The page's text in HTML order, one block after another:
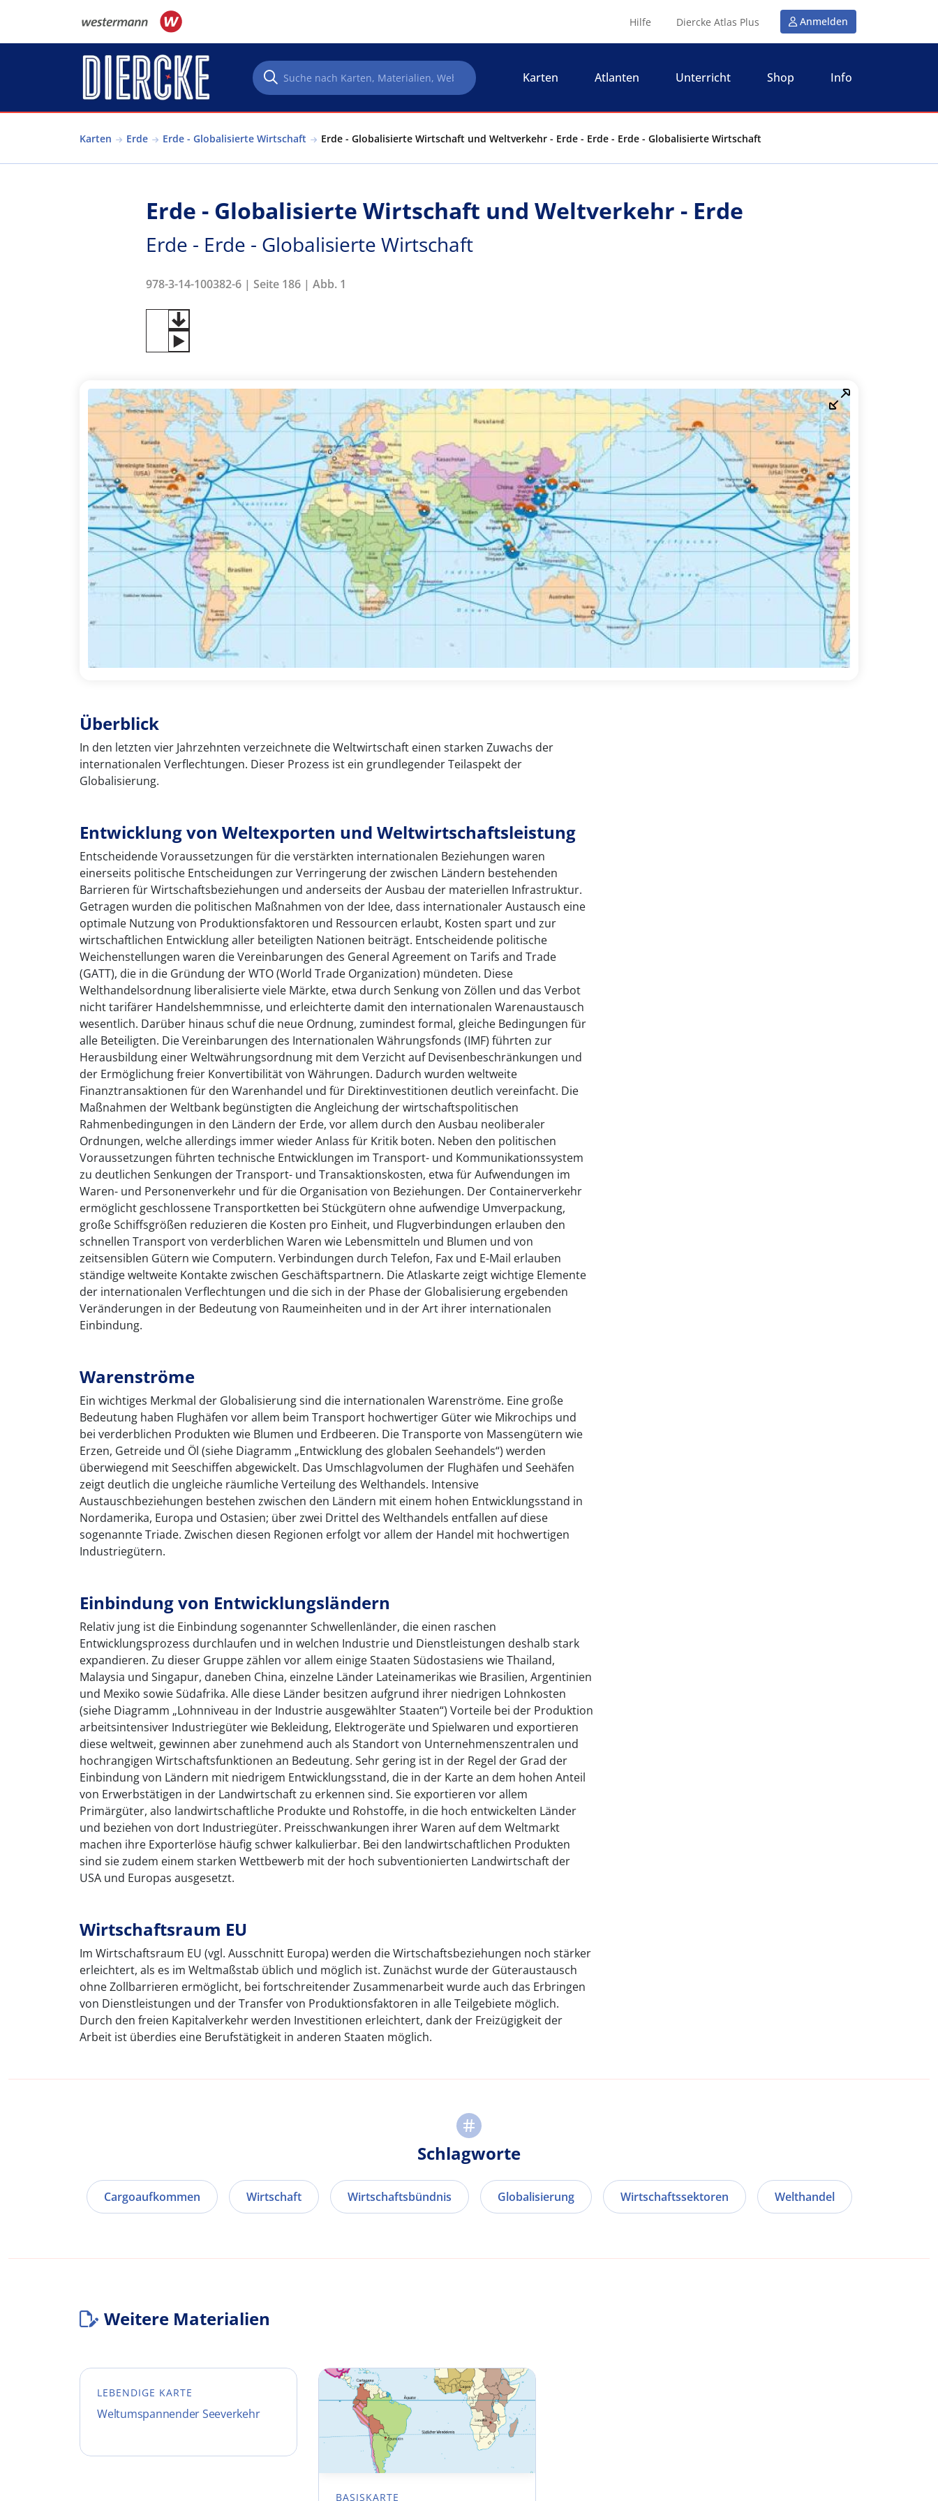
Hilfe Diercke Atlas Plus Anmelden
Karten Atlanten Unterricht Shop Info
Karten Erde Erde - Globalisierte Wirtschaft Erde - Globalisierte Wirtschaft und Weltverkehr - Erde - Erde - Erde - Globalisierte Wirtschaft
Erde - Globalisierte Wirtschaft und Weltverkehr - Erde
Erde - Erde - Globalisierte Wirtschaft
978-3-14-100382-6 | Seite 186 | Abb. 1
Überblick
In den letzten vier Jahrzehnten verzeichnete die Weltwirtschaft einen starken Zuwachs der
internationalen Verflechtungen. Dieser Prozess ist ein grundlegender Teilaspekt der
Globalisierung.
Entwicklung von Weltexporten und Weltwirtschaftsleistung
Entscheidende Voraussetzungen für die verstärkten internationalen Beziehungen waren
einerseits politische Entscheidungen zur Verringerung der zwischen Ländern bestehenden
Barrieren für Wirtschaftsbeziehungen und anderseits der Ausbau der materiellen Infrastruktur.
Getragen wurden die politischen Maßnahmen von der Idee, dass internationaler Austausch eine
optimale Nutzung von Produktionsfaktoren und Ressourcen erlaubt, Kosten spart und zur
wirtschaftlichen Entwicklung aller beteiligten Nationen beiträgt. Entscheidende politische
Weichenstellungen waren die Vereinbarungen des General Agreement on Tarifs and Trade
(GATT), die in die Gründung der WTO (World Trade Organization) mündeten. Diese
Welthandelsordnung liberalisierte viele Märkte, etwa durch Senkung von Zöllen und das Verbot
nicht tarifärer Handelshemmnisse, und erleichterte damit den internationalen Warenaustausch
wesentlich. Darüber hinaus schuf die neue Ordnung, zumindest formal, gleiche Bedingungen für
alle Beteiligten. Die Vereinbarungen des Internationalen Währungsfonds (IMF) führten zur
Herausbildung einer Weltwährungsordnung mit dem Verzicht auf Devisenbeschränkungen und
der Ermöglichung freier Konvertibilität von Währungen. Dadurch wurden weltweite
Finanztransaktionen für den Warenhandel und für Direktinvestitionen deutlich vereinfacht. Die
Maßnahmen der Weltbank begünstigten die Angleichung der wirtschaftspolitischen
Rahmenbedingungen in den Ländern der Erde, vor allem durch den Ausbau neoliberaler
Ordnungen, welche allerdings immer wieder Anlass für Kritik boten. Neben den politischen
Voraussetzungen führten technische Entwicklungen im Transport- und Kommunikationssystem
zu deutlichen Senkungen der Transport- und Transaktionskosten, etwa für Aufwendungen im
Waren- und Personenverkehr und für die Organisation von Beziehungen. Der Containerverkehr
ermöglicht geschlossene Transportketten bei Stückgütern ohne aufwendige Umverpackung,
große Schiffsgrößen reduzieren die Kosten pro Einheit, und Flugverbindungen erlauben den
schnellen Transport von verderblichen Waren wie Lebensmitteln und Blumen und von
zeitsensiblen Gütern wie Computern. Verbindungen durch Telefon, Fax und E-Mail erlauben
ständige weltweite Kontakte zwischen Geschäftspartnern. Die Atlaskarte zeigt wichtige Elemente
der internationalen Verflechtungen und die sich in der Phase der Globalisierung ergebenden
Veränderungen in der Bedeutung von Raumeinheiten und in der Art ihrer internationalen
Einbindung.
Warenströme
Ein wichtiges Merkmal der Globalisierung sind die internationalen Warenströme. Eine große
Bedeutung haben Flughäfen vor allem beim Transport hochwertiger Güter wie Mikrochips und
bei verderblichen Produkten wie Blumen und Erdbeeren. Die Transporte von Massengütern wie
Erzen, Getreide und Öl (siehe Diagramm „Entwicklung des globalen Seehandels“) werden
überwiegend mit Seeschiffen abgewickelt. Das Umschlagvolumen der Flughäfen und Seehäfen
zeigt deutlich die ungleiche räumliche Verteilung des Welthandels. Intensive
Austauschbeziehungen bestehen zwischen den Ländern mit einem hohen Entwicklungsstand in
Nordamerika, Europa und Ostasien; über zwei Drittel des Welthandels entfallen auf diese
sogenannte Triade. Zwischen diesen Regionen erfolgt vor allem der Handel mit hochwertigen
Industriegütern.
Einbindung von Entwicklungsländern
Relativ jung ist die Einbindung sogenannter Schwellenländer, die einen raschen
Entwicklungsprozess durchlaufen und in welchen Industrie und Dienstleistungen deshalb stark
expandieren. Zu dieser Gruppe zählen vor allem einige Staaten Südostasiens wie Thailand,
Malaysia und Singapur, daneben China, einzelne Länder Lateinamerikas wie Brasilien, Argentinien
und Mexiko sowie Südafrika. Alle diese Länder besitzen aufgrund ihrer niedrigen Lohnkosten
(siehe Diagramm „Lohnniveau in der Industrie ausgewählter Staaten“) Vorteile bei der Produktion
arbeitsintensiver Industriegüter wie Bekleidung, Elektrogeräte und Spielwaren und exportieren
diese weltweit, gewinnen aber zunehmend auch als Standort von Unternehmenszentralen und
hochrangigen Wirtschaftsfunktionen an Bedeutung. Sehr gering ist in der Regel der Grad der
Einbindung von Ländern mit niedrigem Entwicklungsstand, die in der Karte an dem hohen Anteil
von Erwerbstätigen in der Landwirtschaft zu erkennen sind. Sie exportieren vor allem
Primärgüter, also landwirtschaftliche Produkte und Rohstoffe, in die hoch entwickelten Länder
und beziehen von dort Industriegüter. Preisschwankungen ihrer Waren auf dem Weltmarkt
machen ihre Exporterlöse häufig schwer kalkulierbar. Bei den landwirtschaftlichen Produkten
sind sie zudem einem starken Wettbewerb mit der hoch subventionierten Landwirtschaft der
USA und Europas ausgesetzt.
Wirtschaftsraum EU
Im Wirtschaftsraum EU (vgl. Ausschnitt Europa) werden die Wirtschaftsbeziehungen noch stärker
erleichtert, als es im Weltmaßstab üblich und möglich ist. Zunächst wurde der Güteraustausch
ohne Zollbarrieren ermöglicht, bei fortschreitender Zusammenarbeit wurde auch das Erbringen
von Dienstleistungen und der Transfer von Produktionsfaktoren in alle Teilgebiete möglich.
Durch den freien Kapitalverkehr werden Investitionen erleichtert, dank der Freizügigkeit der
Arbeit ist überdies eine Berufstätigkeit in anderen Staaten möglich.
Schlagworte
Cargoaufkommen Wirtschaft Wirtschaftsbündnis Globalisierung Wirtschaftssektoren Welthandel
Weitere Materialien
LEBENDIGE KARTE
Weltumspannender Seeverkehr
BASISKARTE